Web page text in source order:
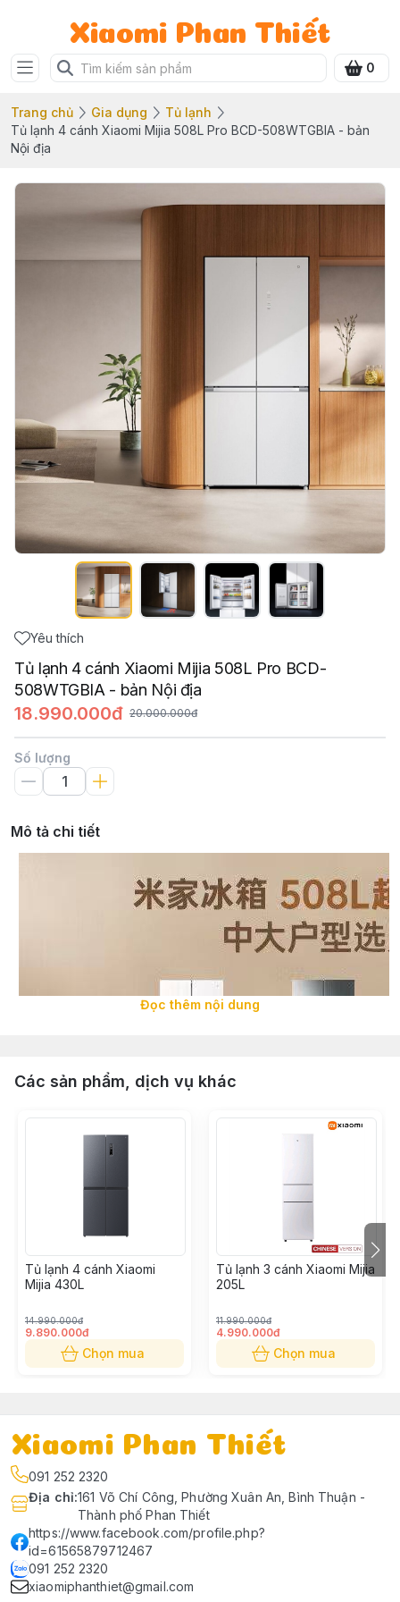
Xiaomi Phan Thiết
0
Trang chủ Gia dụng
Tủ lạnh
Tủ lạnh 4 cánh Xiaomi Mijia 508L Pro BCD-508WTGBIA - bản
Nội địa
Yêu thích
Tủ lạnh 4 cánh Xiaomi Mijia 508L Pro BCD-
508WTGBIA - bản Nội địa
18.990.000đ 20.000.000đ
Số lượng
Mô tả chi tiết
Đọc thêm nội dung
Các sản phẩm, dịch vụ khác
Tủ lạnh 4 cánh Xiaomi
Mijia 430L
14.990.000đ
9.890.000đ
Chọn mua
Tủ lạnh 3 cánh Xiaomi Mijia
205L
11.990.000đ
4.990.000đ
Chọn mua
Xiaomi Phan Thiết
091 252 2320
Địa chỉ:161 Võ Chí Công, Phường Xuân An, Bình Thuận -
Thành phố Phan Thiết
https://www.facebook.com/profile.php?
id=61565879712467
091 252 2320
xiaomiphanthiet@gmail.com